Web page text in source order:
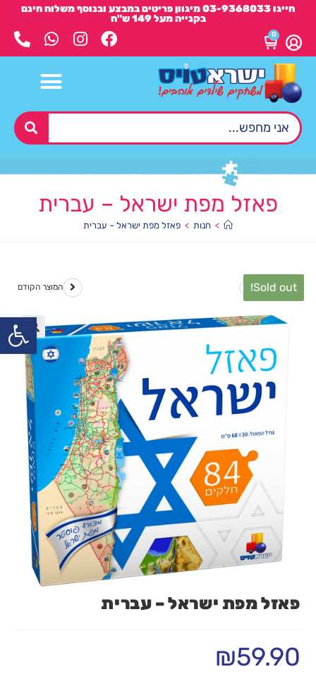
חייגו 03-9368033 מיגוון פריטים במבצע ובנוסף משלוח חינם
בקנייה מעל 149 ש"ח
0
פאזל מפת ישראל – עברית
> חנות > פאזל מפת ישראל – עברית
המוצר הקודם המוצר הבא
Sold out!
פאזל מפת ישראל – עברית
₪59.90